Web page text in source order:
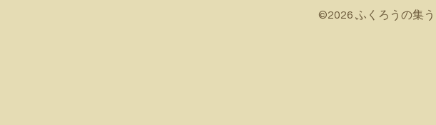
©2026 ふくろうの集